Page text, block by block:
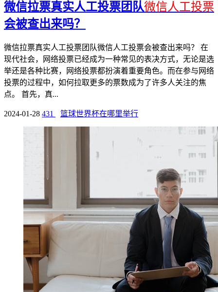
微信拉票真实人工投票团队微信人工投票
会被查出来吗？
微信拉票真实人工投票团队微信人工投票会被查出来吗？ 在
现代社会，网络投票已经成为一种常见的表决方式，无论是选
举还是各种比赛，网络投票都扮演着重要角色。而在参与网络
投票的过程中，如何拉取更多的票数成为了许多人关注的焦
点。 首先，真...
2024-01-28 431 篮球世界杯在哪里举行